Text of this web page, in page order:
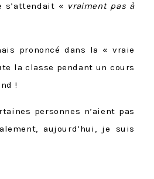
s’attendait « vraiment pas à
prononcé dans la « vraie
la classe pendant un cours
!
personnes n’aient pas
aujourd’hui, je suis